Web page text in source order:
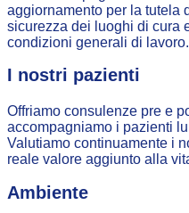
aggiornamento per la tutela
sicurezza dei luoghi di cura
condizioni generali di lavoro.
I nostri pazienti
Offriamo consulenze pre e
accompagniamo i pazienti
Valutiamo continuamente i
reale valore aggiunto alla
Ambiente